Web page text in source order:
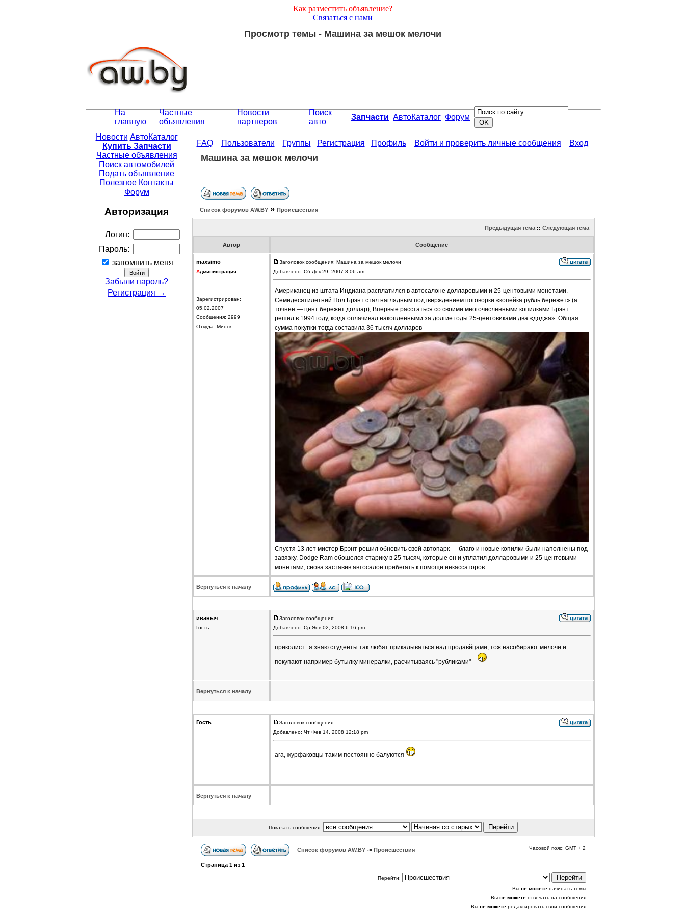
Как разместить объявление?
Связаться с нами
Просмотр темы - Машина за мешок мелочи
На
главную
Частные
объявления
Новости
партнеров
Поиск
авто
Запчасти АвтоКаталог Форум
Новости АвтоКаталог
Купить Запчасти
Частные объявления
Поиск автомобилей
Подать объявление
Полезное Контакты
Форум
Авторизация
Логин:
Пароль:
запомнить меня
Забыли пароль?
Регистрация →
FAQ Пользователи Группы Регистрация Профиль Войти и проверить личные сообщения Вход
Машина за мешок мелочи
Список форумов АW.BY» Происшествия
Предыдущая тема:: Следующая тема
Автор Сообщение
maxsimo
Администрация
Зарегистрирован:
05.02.2007
Сообщения: 2999
Откуда: Минск
Заголовок сообщения: Машина за мешок мелочи
Добавлено: Сб Дек 29, 2007 8:06 am
Американец из штата Индиана расплатился в автосалоне долларовыми и 25-центовыми монетами.
Семидесятилетний Пол Брэнт стал наглядным подтверждением поговорки «копейка рубль бережет» (а
точнее — цент бережет доллар), Впервые расстаться со своими многочисленными копилками Брэнт
решил в 1994 году, когда оплачивал накопленными за долгие годы 25-центовиками два «доджа». Общая
сумма покупки тогда составила 36 тысяч долларов
Спустя 13 лет мистер Брэнт решил обновить свой автопарк — благо и новые копилки были наполнены под
завязку. Dodge Ram обошелся старику в 25 тысяч, которые он и уплатил долларовыми и 25-центовыми
монетами, снова заставив автосалон прибегать к помощи инкассаторов.
Вернуться к началу
иваныч
Гость
Заголовок сообщения:
Добавлено: Ср Янв 02, 2008 6:16 pm
приколист.. я знаю студенты так любят прикалываться над продавйцами, тож насобирают мелочи и
покупают например бутылку минералки, расчитываясь "рубликами"
Вернуться к началу
Гость
Заголовок сообщения:
Добавлено: Чт Фев 14, 2008 12:18 pm
ага, журфаковцы таким постоянно балуются
Вернуться к началу
Показать сообщения:
Список форумов АW.BY -> Происшествия Часовой пояс: GMT + 2
Страница 1 из 1
Перейти:
Вы не можете начинать темы
Вы не можете отвечать на сообщения
Вы не можете редактировать свои сообщения